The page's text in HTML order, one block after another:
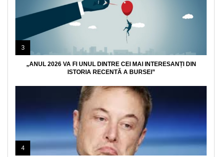
3
„ANUL 2026 VA FI UNUL DINTRE CEI MAI INTERESANȚI DIN
ISTORIA RECENTĂ A BURSEI”
4